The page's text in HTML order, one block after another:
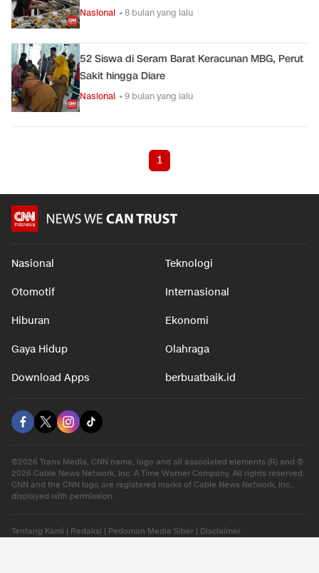
Nasional • 8 bulan yang lalu
52 Siswa di Seram Barat Keracunan MBG, Perut
Sakit hingga Diare
Nasional • 9 bulan yang lalu
1
Nasional Teknologi
Otomotif Internasional
Hiburan Ekonomi
Gaya Hidup Olahraga
Download Apps berbuatbaik.id
©2026 Trans Media, CNN name, logo and all associated elements (R) and ©
2026 Cable News Network, Inc. A Time Warner Company. All rights reserved.
CNN and the CNN logo are registered marks of Cable News Network, Inc.,
displayed with permission.
Tentang Kami Redaksi Pedoman Media Siber Disclaimer